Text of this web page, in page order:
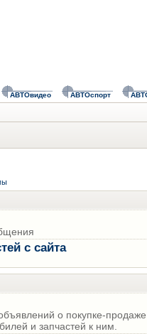
АВТОвидео АВТОспорт
с сайта
о покупке-продаже
и запчастей к ним.